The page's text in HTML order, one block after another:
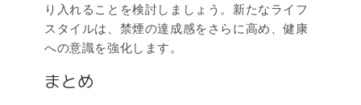
り入れることを検討しましょう。新たなライフ
スタイルは、禁煙の達成感をさらに高め、健康
への意識を強化します。
まとめ